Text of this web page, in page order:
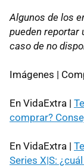
Algunos de los
pueden reportar
caso de no
Imágenes |
En VidaExtra |
comprar?
En VidaExtra |
Series X|S: